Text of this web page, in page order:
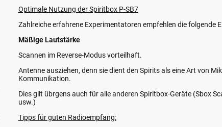
Optimale Nutzung der Spiritbox P-SB7
Zahlreiche erfahrene Experimentatoren empfehlen die folgende
Mäßige Lautstärke
Scannen im Reverse-Modus vorteilhaft.
Antenne ausziehen, denn sie dient den Spirits als eine Art von
Kommunikation.
Dies gilt übrgens auch für alle anderen Spiritbox-Geräte (Sbox
usw.)
Tipps für guten Radioempfang: